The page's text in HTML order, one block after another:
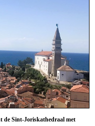
de Sint-Joriskathedraal met